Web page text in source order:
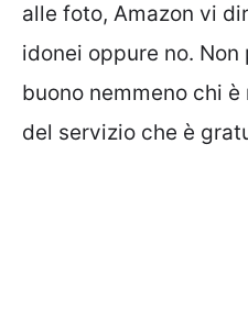
alle foto, Amazon vi
idonei oppure no.
buono nemmeno chi
del servizio che è